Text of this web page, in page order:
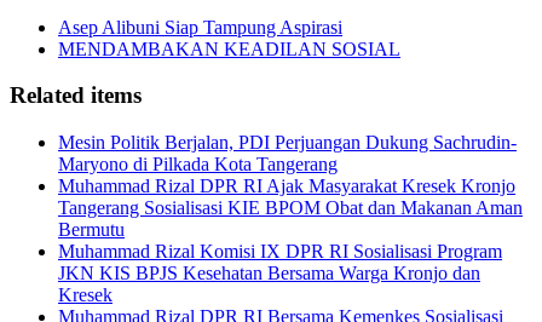
Asep Alibuni Siap Tampung Aspirasi
MENDAMBAKAN KEADILAN SOSIAL
Related items
Mesin Politik Berjalan, PDI Perjuangan Dukung Sachrudin-
Maryono di Pilkada Kota Tangerang
Muhammad Rizal DPR RI Ajak Masyarakat Kresek Kronjo
Tangerang Sosialisasi KIE BPOM Obat dan Makanan Aman
Bermutu
Muhammad Rizal Komisi IX DPR RI Sosialisasi Program
JKN KIS BPJS Kesehatan Bersama Warga Kronjo dan
Kresek
Muhammad Rizal DPR RI Bersama Kemenkes Sosialisasi